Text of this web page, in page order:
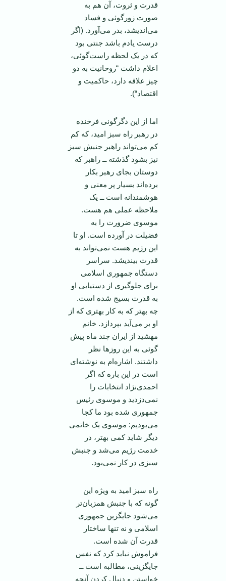
قدرت و ثروت، آن هم به
صورت زور‌گوئی و فساد
می‌اندیشد، بدر می‌آورد. (اگر
درست یادم باشد جنتی بود
که در یک لحظه راست‌گوئی،
اعلام داشت “روحانیت به دو
چیز علاقه دارد، حاکمیت و
اقتصاد“).
اما از این دگرگونی فرخنده
در رهبر راه سبز امید، که کم
کم می‌تواند راهبر جنبش سبز
نیز بشود گذشته ــ راهبر که
دوستان بجای رهبر بکار
برده‌اند بسیار پر معنی و
هوشمندانه است ــ یک
ملاحظه عملی هم هست.
موسوی ضرورت را به
فضیلت در آورده است. او تا
این رژیم هست نمی‌تواند به
قدرت بیندیشد. سراسر
دستگاه جمهوری اسلامی
برای جلوگیری از دستیابی او
به قدرت بسیج شده است.
چه بهتر که به کار بهتری که از
او بر می‌آید بپردازد. خانم
مهشید از ایران چند ماه پیش
گوئی به این روز‌ها نظر
داشتند. اشاره‌ام به نوشته‌ای
است در این باره که اگر
احمدی‌نژاد انتخابات را
نمی‌دزدید و موسوی رئیس
جمهوری شده بود ما کجا
می‌بودیم: موسوی یک خاتمی
دیگر شاید کمی بهتر، در
خدمت رژیم می‌شد و جنبش
سبزی در کار نمی‌بود.
راه سبز امید به ویژه این
گونه که با جنبش همزبان‌تر
می‌شود جایگزین جمهوری
اسلامی و نه تنها ساختار
قدرت آن شده است.
فراموش نباید کرد که نفس
جایگزینی، مطالبه است ــ
خواستن و دنبال کردن آنچه